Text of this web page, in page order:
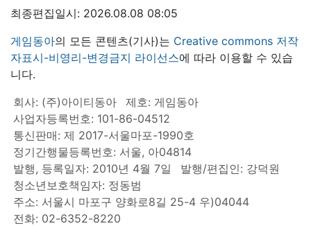
최종편집일시: 2026.08.08 08:05
게임동아의 모든 콘텐츠(기사)는 Creative commons 저작
자표시-비영리-변경금지 라이선스에 따라 이용할 수 있습
니다.
회사: (주)아이티동아
제호: 게임동아
사업자등록번호: 101-86-04512
통신판매: 제 2017-서울마포-1990호
정기간행물등록번호: 서울, 아04814
발행, 등록일자: 2010년 4월 7일
발행/편집인: 강덕원
청소년보호책임자: 정동범
주소: 서울시 마포구 양화로8길 25-4 우)04044
전화: 02-6352-8220